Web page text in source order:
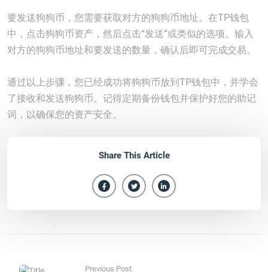
要发送狗狗币，您需要获取对方的狗狗币地址。在TP钱包
中，点击狗狗币资产，然后点击“发送”或类似的选项。输入
对方的狗狗币地址和要发送的数量，确认后即可完成交易。
通过以上步骤，您已经成功将狗狗币放到TP钱包中，并学会
了接收和发送狗狗币。记得定期备份钱包并保护好您的助记
词，以确保您的资产安全。
Share This Article
Previous Post